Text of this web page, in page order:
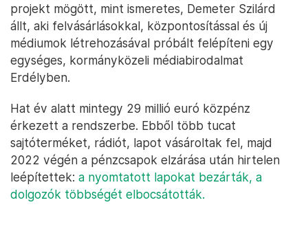
projekt mögött, mint ismeretes, Demeter Szilárd
állt, aki felvásárlásokkal, központosítással és új
médiumok létrehozásával próbált felépíteni egy
egységes, kormányközeli médiabirodalmat
Erdélyben.
Hat év alatt mintegy 29 millió euró közpénz
érkezett a rendszerbe. Ebből több tucat
sajtóterméket, rádiót, lapot vásároltak fel, majd
2022 végén a pénzcsapok elzárása után hirtelen
leépítettek: a nyomtatott lapokat bezárták, a
dolgozók többségét elbocsátották.